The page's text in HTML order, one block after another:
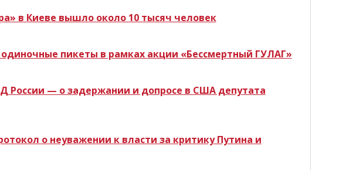
в Киеве вышло около 10 тысяч человек
пикеты в рамках акции «Бессмертный ГУЛАГ»
России — о задержании и допросе в США депутата
о неуважении к власти за критику Путина и